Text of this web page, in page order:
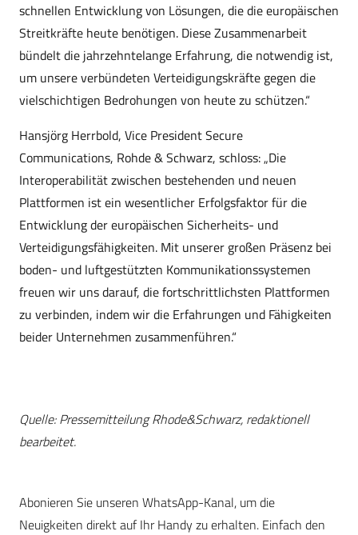
schnellen Entwicklung von Lösungen, die die europäischen
Streitkräfte heute benötigen. Diese Zusammenarbeit
bündelt die jahrzehntelange Erfahrung, die notwendig ist,
um unsere verbündeten Verteidigungskräfte gegen die
vielschichtigen Bedrohungen von heute zu schützen.“
Hansjörg Herrbold, Vice President Secure
Communications, Rohde & Schwarz, schloss: „Die
Interoperabilität zwischen bestehenden und neuen
Plattformen ist ein wesentlicher Erfolgsfaktor für die
Entwicklung der europäischen Sicherheits- und
Verteidigungsfähigkeiten. Mit unserer großen Präsenz bei
boden- und luftgestützten Kommunikationssystemen
freuen wir uns darauf, die fortschrittlichsten Plattformen
zu verbinden, indem wir die Erfahrungen und Fähigkeiten
beider Unternehmen zusammenführen.“
Quelle: Pressemitteilung Rhode&Schwarz, redaktionell
bearbeitet.
Abonieren Sie unseren WhatsApp-Kanal, um die
Neuigkeiten direkt auf Ihr Handy zu erhalten. Einfach den